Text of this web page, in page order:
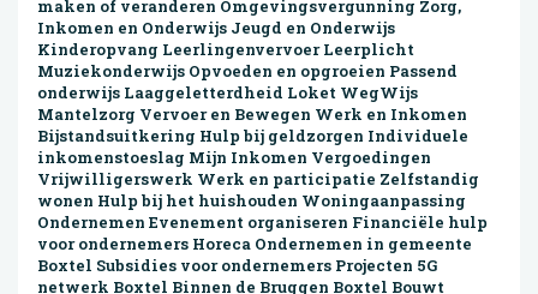
maken of veranderen Omgevings­vergunning Zorg,
Inkomen en Onderwijs Jeugd en Onderwijs
Kinderopvang Leerlingenvervoer Leerplicht
Muziekonderwijs Opvoeden en opgroeien Passend
onderwijs Laaggeletterd­heid Loket WegWijs
Mantelzorg Vervoer en Bewegen Werk en Inkomen
Bijstandsuitkering Hulp bij geldzorgen Individuele
inkomenstoeslag Mijn Inkomen Vergoedingen
Vrijwilligerswerk Werk en participatie Zelfstandig
wonen Hulp bij het huishouden Woningaanpassing
Ondernemen Evenement organiseren Financiële hulp
voor ondernemers Horeca Ondernemen in gemeente
Boxtel Subsidies voor ondernemers Projecten 5G
netwerk Boxtel Binnen de Bruggen Boxtel Bouwt